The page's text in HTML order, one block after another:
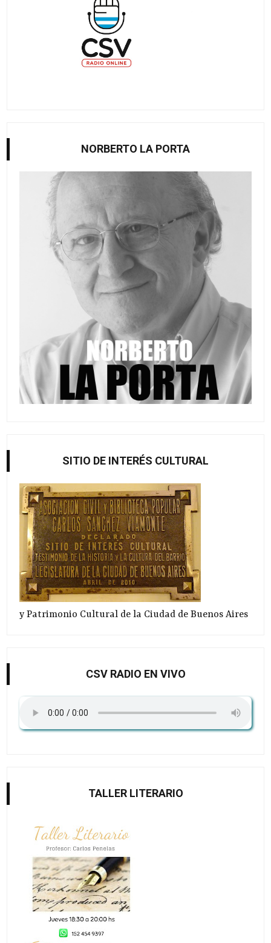
NORBERTO LA PORTA
SITIO DE INTERÉS CULTURAL
y Patrimonio Cultural de la Ciudad de Buenos Aires
CSV RADIO EN VIVO
TALLER LITERARIO